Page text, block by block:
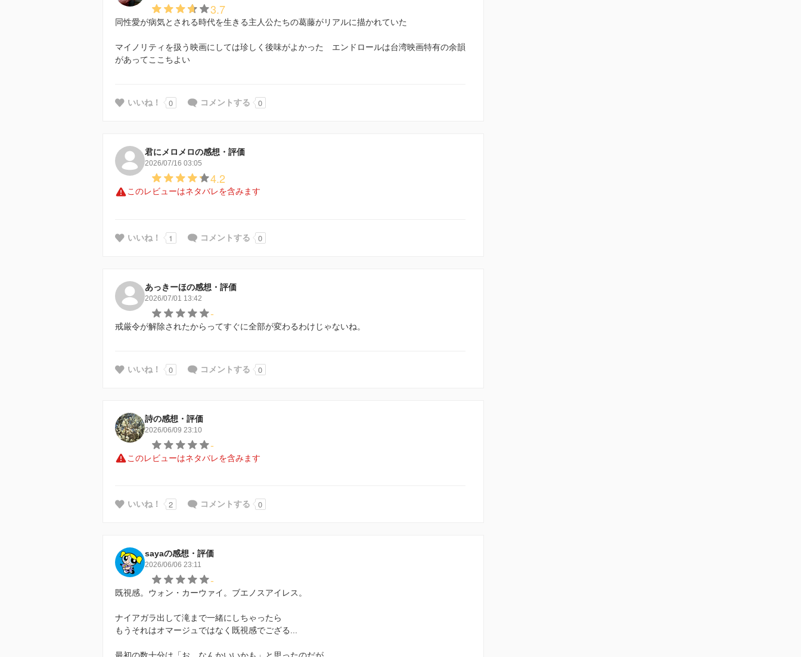
3.7
同性愛が病気とされる時代を生きる主人公たちの葛藤がリアルに描かれていた
マイノリティを扱う映画にしては珍しく後味がよかった エンドロールは台湾映画特有の余韻
があってここちよい
いいね！ 0 コメントする 0
君にメロメロの感想・評価
2026/07/16 03:05
4.2
このレビューはネタバレを含みます
いいね！ 1 コメントする 0
あっきーほの感想・評価
2026/07/01 13:42
-
戒厳令が解除されたからってすぐに全部が変わるわけじゃないね。
いいね！ 0 コメントする 0
詩の感想・評価
2026/06/09 23:10
-
このレビューはネタバレを含みます
いいね！ 2 コメントする 0
sayaの感想・評価
2026/06/06 23:11
-
既視感。ウォン・カーウァイ。ブエノスアイレス。
ナイアガラ出して滝まで一緒にしちゃったら
もうそれはオマージュではなく既視感でござる...